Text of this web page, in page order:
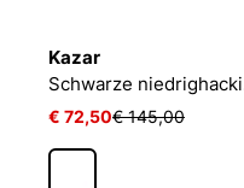
Kazar
€ 72,50€ 145,00